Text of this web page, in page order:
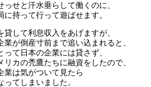
せと汗水垂らして働くのに、
持って行って遊ばせます。
して利息収入をあげますが、
が倒産寸前まで追い込まれると、
て日本の企業には貸さず、
カの禿鷹たちに融資をしたので、
業は気がついて見たら
てしまいました。